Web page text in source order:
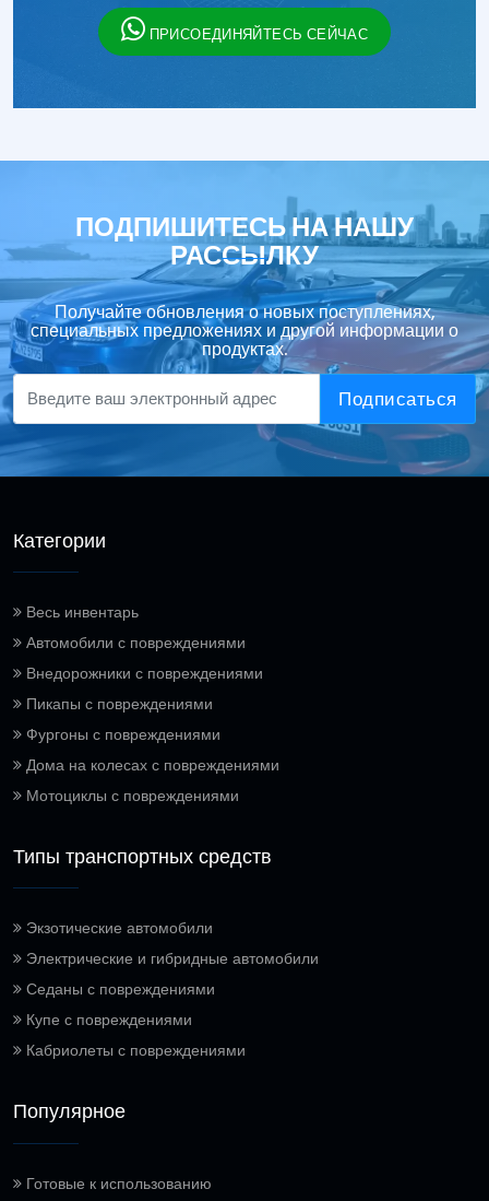
ПРИСОЕДИНЯЙТЕСЬ СЕЙЧАС
ПОДПИШИТЕСЬ НА НАШУ
РАССЫЛКУ
Получайте обновления о новых поступлениях,
специальных предложениях и другой информации о
продуктах.
Подписаться
Категории
Весь инвентарь
Автомобили с повреждениями
Внедорожники с повреждениями
Пикапы с повреждениями
Фургоны с повреждениями
Дома на колесах с повреждениями
Мотоциклы с повреждениями
Типы транспортных средств
Экзотические автомобили
Электрические и гибридные автомобили
Седаны с повреждениями
Купе с повреждениями
Кабриолеты с повреждениями
Популярное
Готовые к использованию